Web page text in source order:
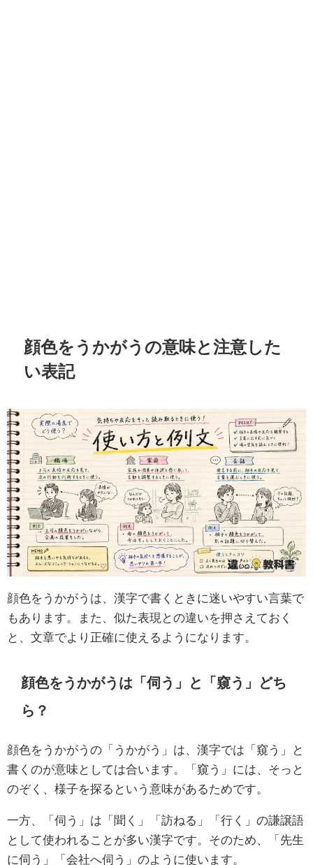
顔色をうかがうの意味と注意した
い表記
顔色をうかがうは、漢字で書くときに迷いやすい言葉で
もあります。また、似た表現との違いを押さえておく
と、文章でより正確に使えるようになります。
顔色をうかがうは「伺う」と「窺う」どち
ら？
顔色をうかがうの「うかがう」は、漢字では「窺う」と
書くのが意味としては合います。「窺う」には、そっと
のぞく、様子を探るという意味があるためです。
一方、「伺う」は「聞く」「訪ねる」「行く」の謙譲語
として使われることが多い漢字です。そのため、「先生
に伺う」「会社へ伺う」のように使います。